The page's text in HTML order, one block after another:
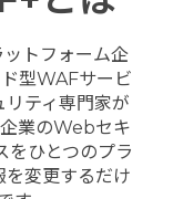
トフォーム企
型WAFサービ
ティ専門家が
業のWebセキ
をひとつのプラ
変更するだけ